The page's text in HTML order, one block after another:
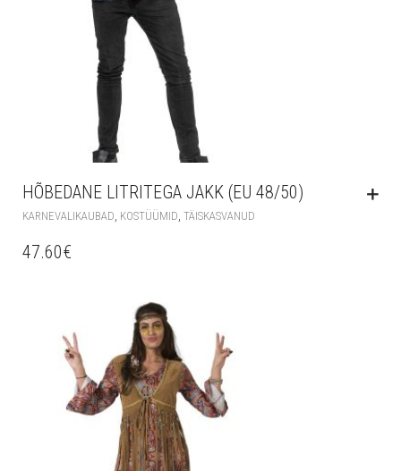
HÕBEDANE LITRITEGA JAKK (EU 48/50)
KARNEVALIKAUBAD, KOSTÜÜMID, TÄISKASVANUD
47.60€